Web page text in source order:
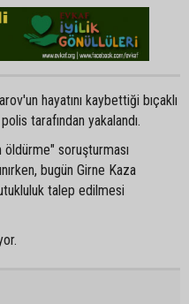
hayatını kaybettiği bıçaklı
tarafından yakalandı.
öldürme" soruşturması
bugün Girne Kaza
talep edilmesi